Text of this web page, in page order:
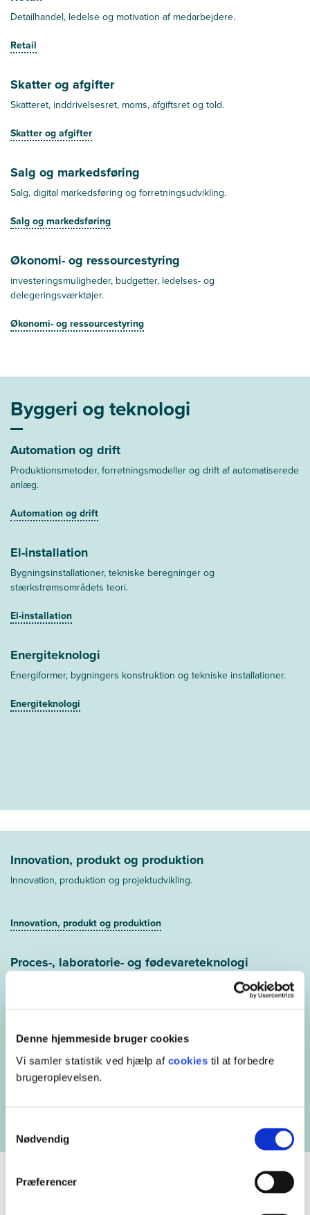
Denne hjemmeside bruger cookies
Vi samler statistik ved hjælp af cookies til at forbedre
brugeroplevelsen.
Nødvendig
Præferencer
Detailhandel, ledelse og motivation af medarbejdere.
Retail
Skatter og afgifter
Skatteret, inddrivelsesret, moms, afgiftsret og told.
Skatter og afgifter
Salg og markedsføring
Salg, digital markedsføring og forretningsudvikling.
Salg og markedsføring
Økonomi- og ressourcestyring
investeringsmuligheder, budgetter, ledelses- og
delegeringsværktøjer.
Økonomi- og ressourcestyring
Byggeri og teknologi
Automation og drift
Produktionsmetoder, forretningsmodeller og drift af automatiserede
anlæg.
Automation og drift
El-installation
Bygningsinstallationer, tekniske beregninger og
stærkstrømsområdets teori.
El-installation
Energiteknologi
Energiformer, bygningers konstruktion og tekniske installationer.
Energiteknologi
Innovation, produkt og produktion
Innovation, produktion og projektudvikling.
Innovation, produkt og produktion
Proces-, laboratorie- og fødevareteknologi
Fødevareproduktion, sikkerhed, lovgivning og kvalitet.
VVS-installation
Projektering, dimensionering, installation og drift.
Ledelse og administration